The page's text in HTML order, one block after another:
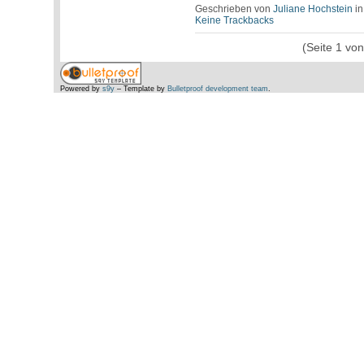
Geschrieben vonJuliane Hochstein
Keine Trackbacks
(Seite 1
Powered by s9y– Template by Bulletproof development team.